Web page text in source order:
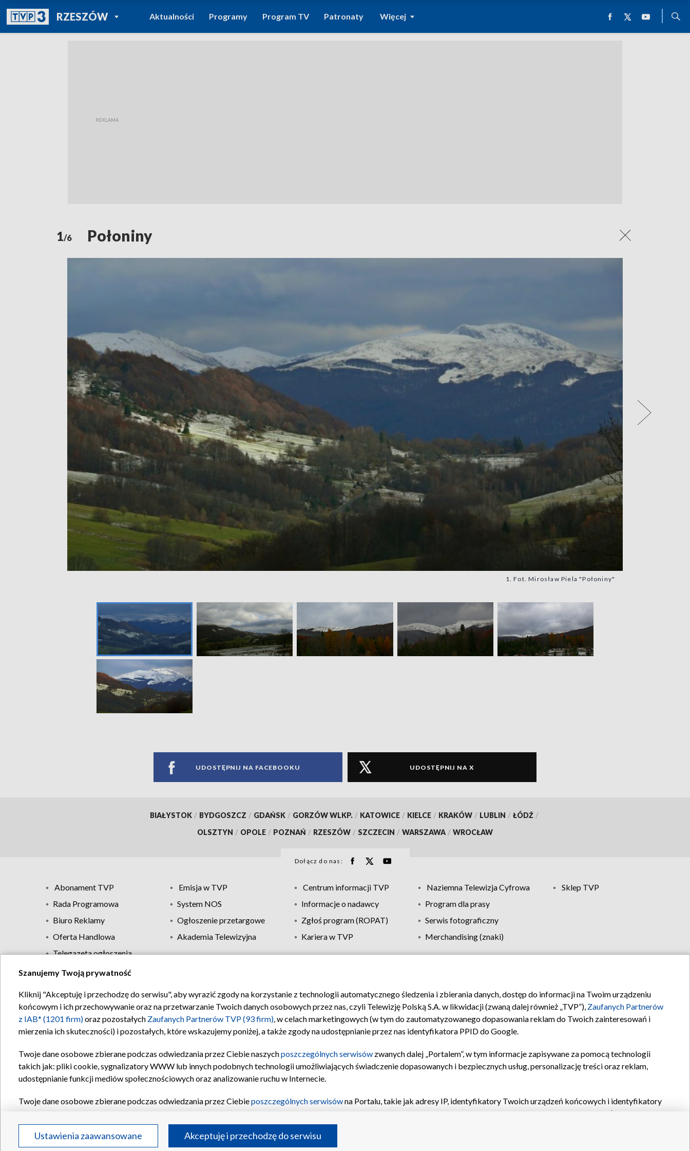
RZESZÓWPOWRÓT DO
TVP REGIONY
Aktualności Programy Program TV Patronaty Więcej
1/6 Połoniny
1. Fot. Mirosław Piela "Połoniny"
UDOSTĘPNIJ NA FACEBOOKU UDOSTĘPNIJ NA X
BIAŁYSTOK / BYDGOSZCZ / GDAŃSK / GORZÓW WLKP. / KATOWICE / KIELCE / KRAKÓW / LUBLIN / ŁÓDŹ /
OLSZTYN / OPOLE / POZNAŃ / RZESZÓW / SZCZECIN / WARSZAWA / WROCŁAW
Dołącz do nas:
Abonament TVP Emisja w TVP Centrum informacji TVP Naziemna Telewizja Cyfrowa
Sklep TVP
Rada Programowa
System NOS Informacje o nadawcy
Program dla prasy
Biuro Reklamy
Ogłoszenie przetargowe Zgłoś program (ROPAT)
Serwis fotograficzny
Oferta Handlowa
Akademia Telewizyjna Kariera w TVP
Merchandising (znaki)
Telegazeta ogłoszenia
Regulamin TVP Polityka prywatności Moje zgody Pomoc Biuro reklamy Kontakt
Szanujemy Twoją prywatność
Kliknij "Akceptuję i przechodzę do serwisu", aby wyrazić zgody na korzystanie z technologii automatycznego śledzenia i zbierania danych, dostęp do informacji na Twoim urządzeniu
końcowym i ich przechowywanie oraz na przetwarzanie Twoich danych osobowych przez nas, czyli Telewizję Polską S.A. w likwidacji (zwaną dalej również „TVP”), Zaufanych Partnerów
z IAB* (1201 firm)oraz pozostałych Zaufanych Partnerów TVP (93 firm), w celach marketingowych (w tym do zautomatyzowanego dopasowania reklam do Twoich zainteresowań i
mierzenia ich skuteczności) i pozostałych, które wskazujemy poniżej, a także zgody na udostępnianie przez nas identyfikatora PPID do Google.
Twoje dane osobowe zbierane podczas odwiedzania przez Ciebie naszychposzczególnych serwisów zwanych dalej „Portalem”, w tym informacje zapisywane za pomocą technologii
takich jak: pliki cookie, sygnalizatory WWW lub innych podobnych technologii umożliwiających świadczenie dopasowanych i bezpiecznych usług, personalizację treści oraz reklam,
udostępnianie funkcji mediów społecznościowych oraz analizowanie ruchu w Internecie.
Twoje dane osobowe zbierane podczas odwiedzania przez Ciebieposzczególnych serwisówna Portalu, takie jak adresy IP, identyfikatory Twoich urządzeń końcowych i identyfikatory
oraz pozostałych
Partnerów TVPdla realizacji następujących celów i funkcji: przechowywania informacji na urządzeniu lub dostęp do nich, wyboru podstawowych reklam, wyboru spersonalizowanych
reklam, tworzenia profilu spersonalizowanych reklam, tworzenia profilu spersonalizowanych treści, wyboru spersonalizowanych treści, pomiaru wydajności reklam, pomiaru wydajności
Ustawienia zaawansowane Akceptuję i przechodzę do serwisu